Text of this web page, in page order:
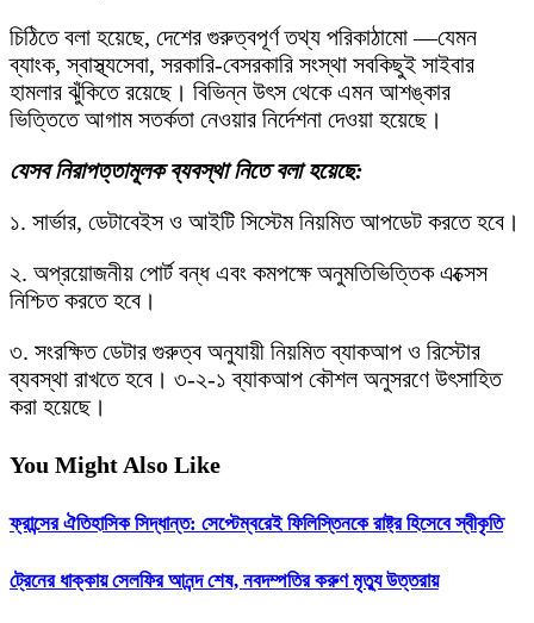
চিঠিতে বলা হয়েছে, দেশের গুরুত্বপূর্ণ তথ্য পরিকাঠামো —যেমন
ব্যাংক, স্বাস্থ্যসেবা, সরকারি-বেসরকারি সংস্থা সবকিছুই সাইবার
হামলার ঝুঁকিতে রয়েছে। বিভিন্ন উৎস থেকে এমন আশঙ্কার
ভিত্তিতে আগাম সতর্কতা নেওয়ার নির্দেশনা দেওয়া হয়েছে।
যেসব নিরাপত্তামূলক ব্যবস্থা নিতে বলা হয়েছে:
১. সার্ভার, ডেটাবেইস ও আইটি সিস্টেম নিয়মিত আপডেট করতে হবে।
২. অপ্রয়োজনীয় পোর্ট বন্ধ এবং কমপক্ষে অনুমতিভিত্তিক এক্সেস
নিশ্চিত করতে হবে।
৩. সংরক্ষিত ডেটার গুরুত্ব অনুযায়ী নিয়মিত ব্যাকআপ ও রিস্টোর
ব্যবস্থা রাখতে হবে। ৩-২-১ ব্যাকআপ কৌশল অনুসরণে উৎসাহিত
করা হয়েছে।
You Might Also Like
ফ্রান্সের ঐতিহাসিক সিদ্ধান্ত: সেপ্টেম্বরেই ফিলিস্তিনকে রাষ্ট্র হিসেবে স্বীকৃতি
ট্রেনের ধাক্কায় সেলফির আনন্দ শেষ, নবদম্পতির করুণ মৃত্যু উত্তরায়